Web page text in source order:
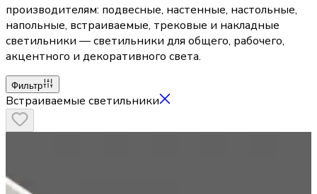
производителям: подвесные, настенные, настольные,
напольные, встраиваемые, трековые и накладные
светильники — светильники для общего, рабочего,
акцентного и декоративного света.
Фильтр
Встраиваемые светильники